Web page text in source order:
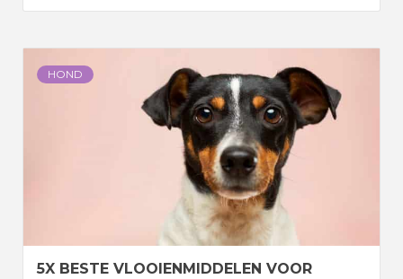
HOND
5X BESTE VLOOIENMIDDELEN VOOR